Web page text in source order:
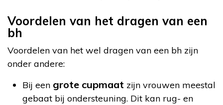
Voordelen van het dragen van een
bh
Voordelen van het wel dragen van een bh zijn
onder andere:
Bij een grote cupmaat zijn vrouwen meestal
gebaat bij ondersteuning. Dit kan rug- en